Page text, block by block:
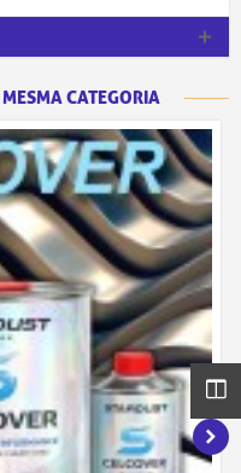
CATEGORIA